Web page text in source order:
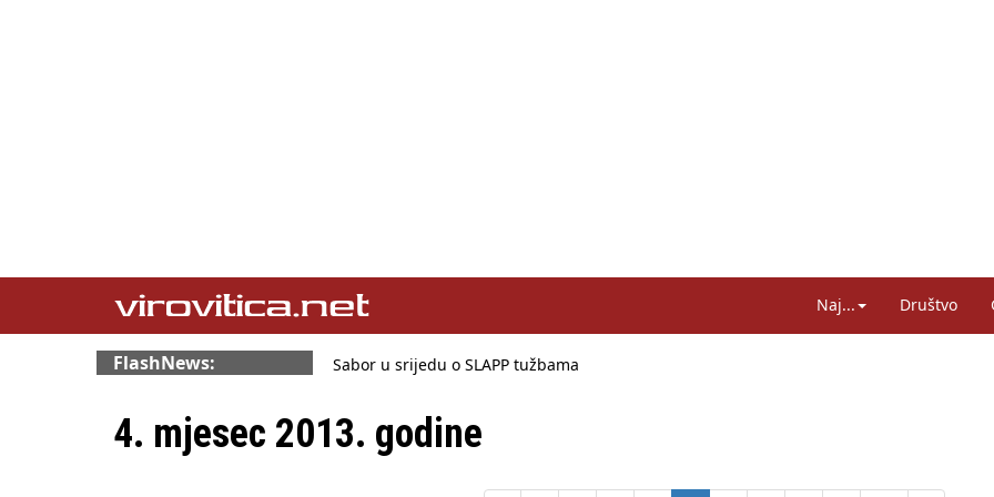
Naj... Društvo
FlashNews:
Sabor u srijedu o SLAPP tužbama
Sindikati traže zaštitu plaća od inflacije, Ćorić pregovore najavio za jesen
Državni tajnik Rukavina: Hrvatska ima 3,6 milijuna birača
4. mjesec 2013. godine